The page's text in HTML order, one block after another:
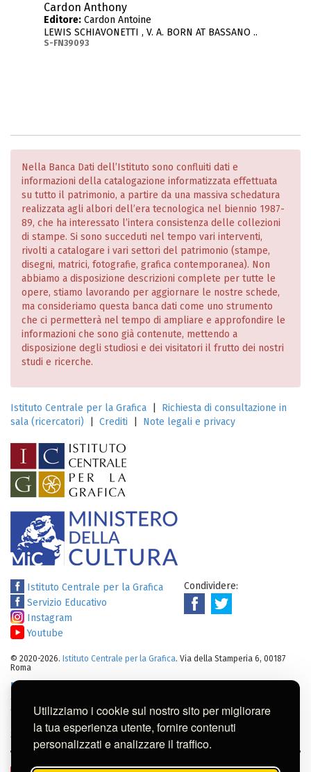
Utilizziamo i cookie sul nostro sito per migliorare
la tua esperienza utente, fornire contenuti
personalizzati e analizzare il traffico.
Cardon Anthony
Editore: Cardon Antoine
LEWIS SCHIAVONETTI , V. A. BORN AT BASSANO ..
S-FN39093
Nella Banca Dati dell’Istituto sono confluiti dati e
informazioni della catalogazione informatizzata effettuata
su tutto il patrimonio, a partire da una massiva schedatura
realizzata agli albori dell’era tecnologica nel biennio 1987-
89, che ha interessato l’intera consistenza delle collezioni
di stampe. Si sono succeduti nel tempo vari interventi,
rivolti a catalogare i vari settori del patrimonio (stampe,
disegni, matrici, fotografie, grafica contemporanea). Non
abbiamo a disposizione descrizioni complete per tutte le
opere, stiamo lavorando per aggiornare le nostre schede,
ma consideriamo questa banca dati come uno strumento
che ci permetterà nel tempo di ampliare e approfondire le
informazioni che sono già contenute, mettendo a
disposizione degli studiosi e dei visitatori il frutto dei nostri
studi e ricerche.
Istituto Centrale per la Grafica
Richiesta di consultazione in
sala (ricercatori)
Crediti Note legali e privacy
Istituto Centrale per la Grafica
Servizio Educativo
Instagram
Youtube
Condividere:
© 2020-2026. Istituto Centrale per la Grafica. Via della Stamperia 6, 00187
Roma
Note legali
altro materiale pubblicato su questo sito sono soggetti alle leggi sul
diritto di autore.
Per usi commerciali dei contenuti contattare l'Istituto:
gr@cultura.gov.it